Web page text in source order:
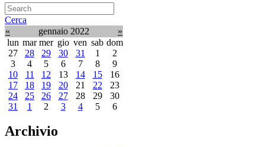
Cerca
«
gennaio 2022
»
lun mar mer gio ven sab dom
27
28 29 30 31 1
2
3
4 5 6 7 8
9
10
11 12 13 14 15
16
17
18 19 20 21 22
23
24
25 26 27 28 29
30
31
1 2 3 4 5 6
Archivio